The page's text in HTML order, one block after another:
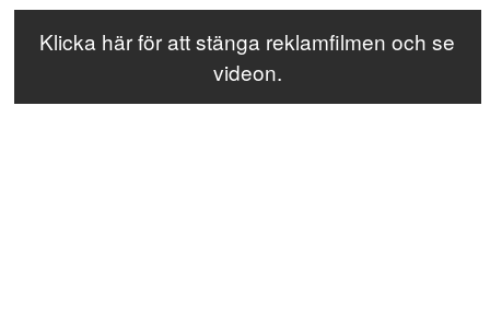
SPORT
Klicka här för att stänga reklamfilmen och se
videon.